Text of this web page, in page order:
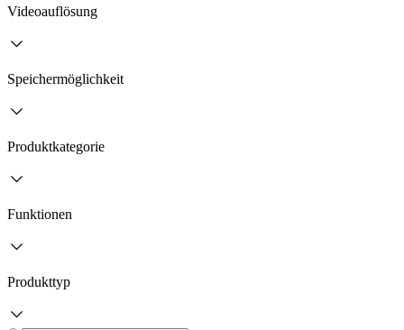
Videoauflösung
Speichermöglichkeit
Produktkategorie
Funktionen
Produkttyp